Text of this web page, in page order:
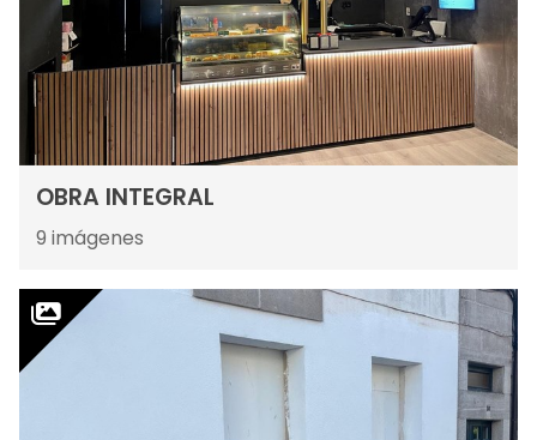
OBRA INTEGRAL
9 imágenes
Estudio creativo enamorado de la decoración y la
fabricación: impresión a gran formato, fachada
ventilada, reformas, carpintería, rótulos...
Avda. García Barbón, 92 Bajo - 36201 Vigo
(Pontevedra)
986 241 837-
obradearte.gerencia@gmail.com
Aviso legal Política de privacidad y cookies Accesibilidad
-
Área Interna
© PÁXINAS GALEGAS